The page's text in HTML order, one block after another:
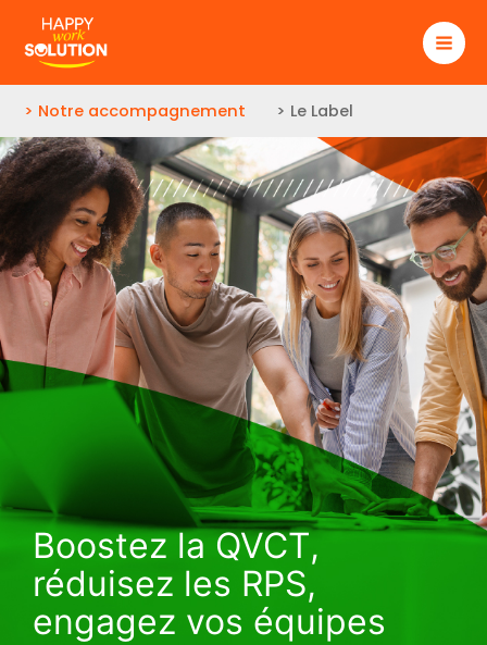
contenu
> Notre accompagnement > Le Label
Boostez la QVCT,
réduisez les RPS,
engagez vos équipes